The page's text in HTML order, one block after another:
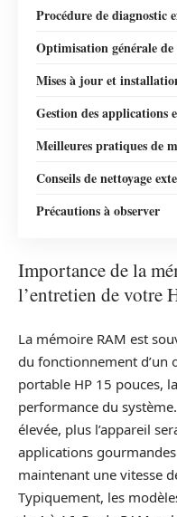
Procédure de diagnostic
Optimisation générale
Mises à jour et
Gestion des applications
Meilleures pratiques de
Conseils de nettoyage
Précautions à observer
Importance de la
l’entretien de votre
La mémoire RAM est
du fonctionnement d’un
portable HP 15 pouces,
performance du
élevée, plus l’appareil
applications
maintenant une vitesse
Typiquement, les